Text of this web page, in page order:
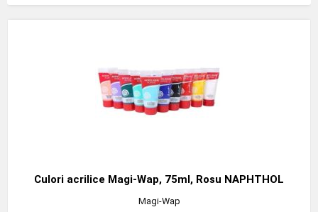
Culori acrilice Magi-Wap, 75ml, Rosu NAPHTHOL
Magi-Wap